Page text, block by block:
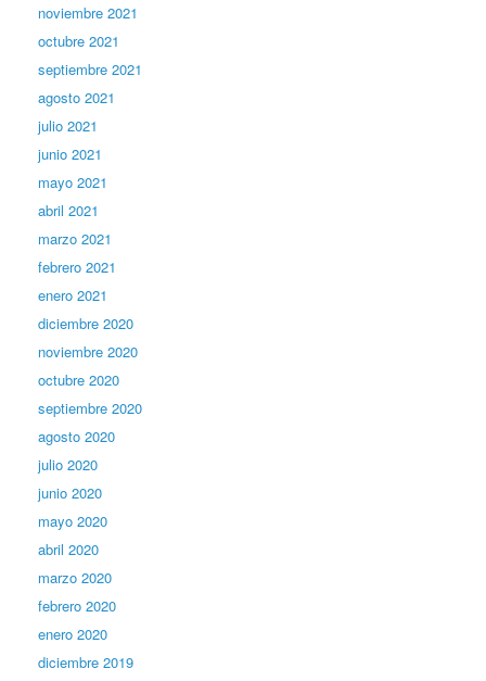
noviembre 2021
octubre 2021
septiembre 2021
agosto 2021
julio 2021
junio 2021
mayo 2021
abril 2021
marzo 2021
febrero 2021
enero 2021
diciembre 2020
noviembre 2020
octubre 2020
septiembre 2020
agosto 2020
julio 2020
junio 2020
mayo 2020
abril 2020
marzo 2020
febrero 2020
enero 2020
diciembre 2019